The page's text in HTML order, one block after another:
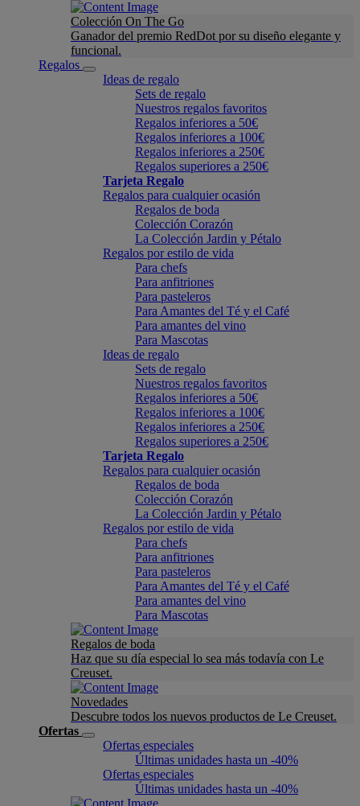
Colección On The Go
Ganador del premio RedDot por su diseño elegante y
funcional.
Regalos
Ideas de regalo
Sets de regalo
Nuestros regalos favoritos
Regalos inferiores a 50€
Regalos inferiores a 100€
Regalos inferiores a 250€
Regalos superiores a 250€
Tarjeta Regalo
Regalos para cualquier ocasión
Regalos de boda
Colección Corazón
La Colección Jardin y Pétalo
Regalos por estilo de vida
Para chefs
Para anfitriones
Para pasteleros
Para Amantes del Té y el Café
Para amantes del vino
Para Mascotas
Ideas de regalo
Sets de regalo
Nuestros regalos favoritos
Regalos inferiores a 50€
Regalos inferiores a 100€
Regalos inferiores a 250€
Regalos superiores a 250€
Tarjeta Regalo
Regalos para cualquier ocasión
Regalos de boda
Colección Corazón
La Colección Jardin y Pétalo
Regalos por estilo de vida
Para chefs
Para anfitriones
Para pasteleros
Para Amantes del Té y el Café
Para amantes del vino
Para Mascotas
Regalos de boda
Haz que su día especial lo sea más todavía con Le
Creuset.
Novedades
Descubre todos los nuevos productos de Le Creuset.
Ofertas
Ofertas especiales
Últimas unidades hasta un -40%
Ofertas especiales
Últimas unidades hasta un -40%